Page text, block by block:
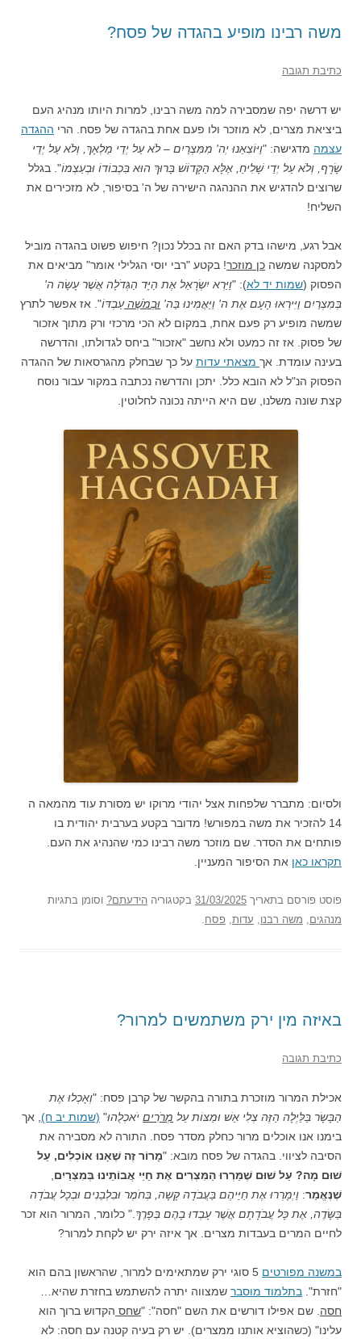
משה רבינו מופיע בהגדה של פסח?
כתיבת תגובה
יש דרשה יפה שמסבירה למה משה רבינו, למרות היותו מנהיג העם
ביציאת מצרים, לא מוזכר ולו פעם אחת בהגדה של פסח. הרי ההגדה
עצמה מדגישה: "וַיּוֹצִאֵנוּ יְה' מִמִּצְרַיִם – לֹא עַל יְדֵי מַלְאָךְ, וְלֹא עַל יְדֵי
שָׂרָף, וְלֹא עַל יְדֵי שָׁלִיחַ, אֶלָּא הַקָּדוֹשׁ בָּרוּךְ הוּא בִּכְבוֹדוֹ וּבְעַצְמוֹ". בגלל
שרוצים להדגיש את ההנהגה הישירה של ה' בסיפור, לא מזכירים את
השליח!
אבל רגע, מישהו בדק האם זה בכלל נכון? חיפוש פשוט בהגדה מוביל
למסקנה שמשה כן מוזכר! בקטע "רבי יוסי הגלילי אומר" מביאים את
הפסוק (שמות יד לא): "וַיַּרְא יִשְׂרָאֵל אֶת הַיָּד הַגְּדֹלָה אֲשֶׁר עָשָׂה ה'
בְּמִצְרַיִם וַיִּירְאוּ הָעָם אֶת ה' וַיַּאֲמִינוּ בַּה' וּבְמֹשֶׁהעַבְדּוֹ". אז אפשר לתרץ
שמשה מופיע רק פעם אחת, במקום לא הכי מרכזי ורק מתוך אזכור
של פסוק. אז זה כמעט ולא נחשב "אזכור" ביחס לגדולתו, והדרשה
בעינה עומדת. אך מצאתי עדות על כך שבחלק מהגרסאות של ההגדה
הפסוק הנ"ל לא הובא כלל. יתכן והדרשה נכתבה במקור עבור נוסח
קצת שונה משלנו, שם היא הייתה נכונה לחלוטין.
ולסיום: מתברר שלפחות אצל יהודי מרוקו יש מסורת עוד מהמאה ה
14 להזכיר את משה במפורש! מדובר בקטע בערבית יהודית בו
פותחים את הסדר. שם מוזכר משה רבינו כמי שהנהיג את העם.
תקראו כאן את הסיפור המעניין.
פוסט פורסם בתאריך 31/03/2025 בקטגוריה הידעתם? וסומן בתגיות
מנהגים, משה רבנו, עדות, פסח.
באיזה מין ירק משתמשים למרור?
כתיבת תגובה
אכילת המרור מוזכרת בתורה בהקשר של קרבן פסח: "וְאָכְלוּ אֶת
הַבָּשָׂר בַּלַּיְלָה הַזֶּה צְלִי אֵשׁ וּמַצּוֹת עַל מְרֹרִים יֹאכְלֻהוּ" (שמות יב ח), אך
בימנו אנו אוכלים מרור כחלק מסדר פסח. התורה לא מסבירה את
הסיבה לציווי. בהגדה של פסח מובא: "מָרוֹר זֶה שֶׁאָנוּ אוֹכְלִים, עַל
שׁוּם מָה? עַל שׁוּם שֶׁמֵּרְרוּ הַמִּצְרִים אֶת חַיֵּי אֲבוֹתֵינוּ בְּמִצְרַיִם,
שֶׁנֶּאֱמַר: וַיְמָרְרוּ אֶת חַיֵּיהֶם בַּעֲבֹדָה קָשָה, בְּחֹמֶר וּבִלְבֵנִים וּבְכָל עֲבֹדָה
בַּשָּׂדֶה, אֶת כָּל עֲבֹדָתָם אֲשֶׁר עָבְדוּ בָהֶם בְּפָרֶךְ." כלומר, המרור הוא זכר
לחיים המרים בעבדות מצרים. אך איזה ירק יש לקחת למרור?
במשנה מפורטים
5 סוגי ירק שמתאימים למרור, שהראשון בהם הוא
"חזרת". בתלמוד מוסבר שמצווה יתרה להשתמש בחזרת שהיא…
חסה. שם אפילו דורשים את השם "חסה": "שחס הקדוש ברוך הוא
עלינו" (כשהוציא אותנו ממצרים). יש רק בעיה קטנה עם חסה: לא